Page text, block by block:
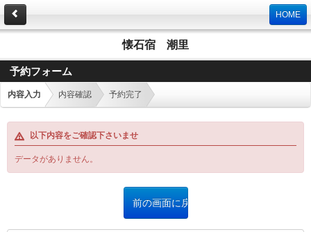
HOME
懐石宿 潮里
予約フォーム
内容入力 内容確認 予約完了
以下内容をご確認下さいませ
データがありません。